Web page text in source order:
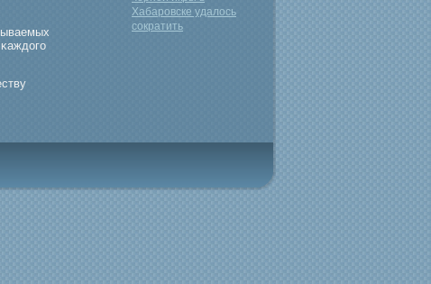
Хабаровске удалось
сократить